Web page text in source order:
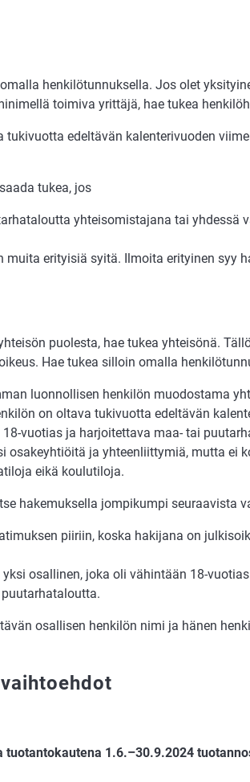
henkilötunnuksella. Jos olet
toimiva yrittäjä, hae tukea
edel­tä­vän ka­len­te­ri­vuo­den
tukea, jos
yh­teis­o­mis­ta­ja­na tai yh­des­sä
mui­ta eri­tyi­siä syi­tä. Il­moi­ta eri­tyi­nen syy
puolesta, hae tukea yhteisönä.
Hae tukea silloin omalla
luon­nol­li­sen hen­ki­lön muo­dos­ta­ma
on ol­ta­va tuki­vuot­ta edel­tä­vän
vuo­ti­as ja harjoitetta­va maa- tai
osa­ke­yh­ti­öi­tä ja yh­teen­liit­ty­miä, mut­ta ei
eikä kou­lu­ti­lo­ja.
hakemuksella jom­pi­kum­pi seu­raa­vis­ta
pii­riin, kos­ka ha­ki­ja­na on
osal­li­nen, joka oli vä­hin­tään 18-
osal­li­sen hen­ki­lön nimi ja hä­nen
tuo­tan­to­kau­te­na 1.6.–30.9.2024